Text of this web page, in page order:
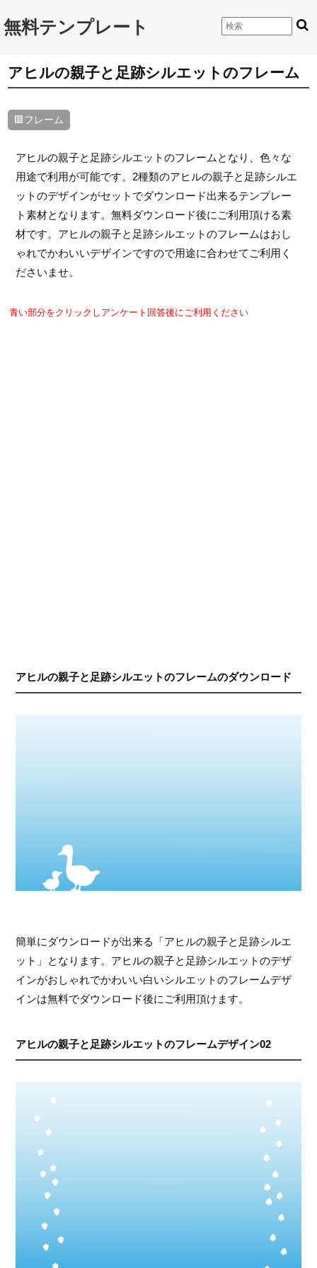
無料テンプレート
アヒルの親子と足跡シルエットのフレーム
🟥フレーム
アヒルの親子と足跡シルエットのフレームとなり、色々な
用途で利用が可能です。2種類のアヒルの親子と足跡シルエ
ットのデザインがセットでダウンロード出来るテンプレー
ト素材となります。無料ダウンロード後にご利用頂ける素
材です。アヒルの親子と足跡シルエットのフレームはおし
ゃれでかわいいデザインですので用途に合わせてご利用く
ださいませ。
青い部分をクリックしアンケート回答後にご利用ください
アヒルの親子と足跡シルエットのフレームのダウンロード
簡単にダウンロードが出来る「アヒルの親子と足跡シルエ
ット」となります。アヒルの親子と足跡シルエットのデザ
インがおしゃれでかわいい白いシルエットのフレームデザ
インは無料でダウンロード後にご利用頂けます。
アヒルの親子と足跡シルエットのフレームデザイン02